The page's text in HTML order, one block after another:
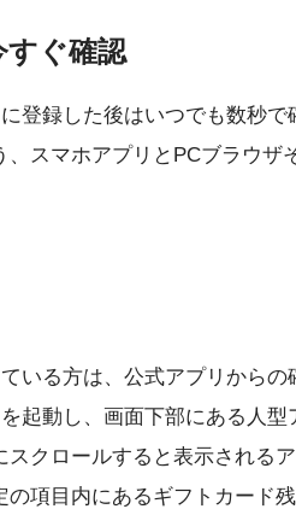
ぐ確認
登録した後はいつでも数秒で
スマホアプリとPCブラウザ
いる方は、公式アプリからの
起動し、画面下部にある人型
クロールすると表示される
項目内にあるギフトカード